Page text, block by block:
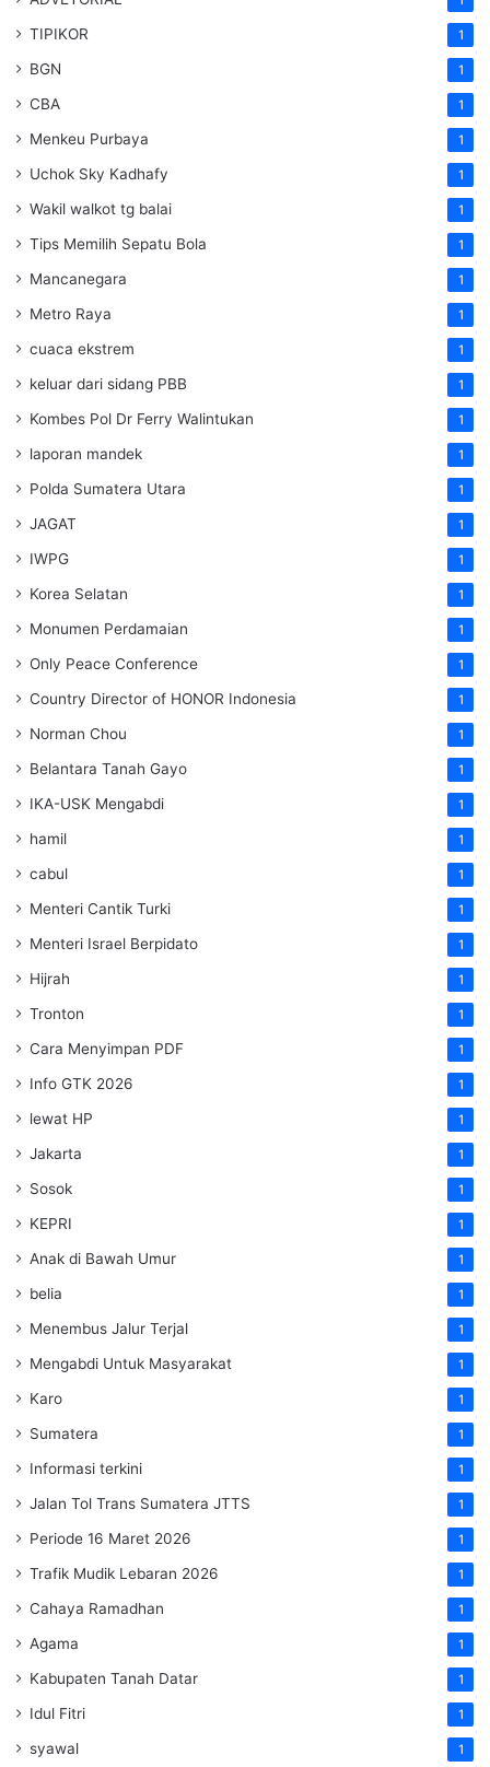
TIPIKOR 1
BGN 1
CBA 1
Menkeu Purbaya 1
Uchok Sky Kadhafy 1
Wakil walkot tg balai 1
Tips Memilih Sepatu Bola 1
Mancanegara 1
Metro Raya 1
cuaca ekstrem 1
keluar dari sidang PBB 1
Kombes Pol Dr Ferry Walintukan 1
laporan mandek 1
Polda Sumatera Utara 1
JAGAT 1
IWPG 1
Korea Selatan 1
Monumen Perdamaian 1
Only Peace Conference 1
Country Director of HONOR Indonesia 1
Norman Chou 1
Belantara Tanah Gayo 1
IKA-USK Mengabdi 1
hamil 1
cabul 1
Menteri Cantik Turki 1
Menteri Israel Berpidato 1
Hijrah 1
Tronton 1
Cara Menyimpan PDF 1
Info GTK 2026 1
lewat HP 1
Jakarta 1
Sosok 1
KEPRI 1
Anak di Bawah Umur 1
belia 1
Menembus Jalur Terjal 1
Mengabdi Untuk Masyarakat 1
Karo 1
Sumatera 1
Informasi terkini 1
Jalan Tol Trans Sumatera JTTS 1
Periode 16 Maret 2026 1
Trafik Mudik Lebaran 2026 1
Cahaya Ramadhan 1
Agama 1
Kabupaten Tanah Datar 1
Idul Fitri 1
syawal 1